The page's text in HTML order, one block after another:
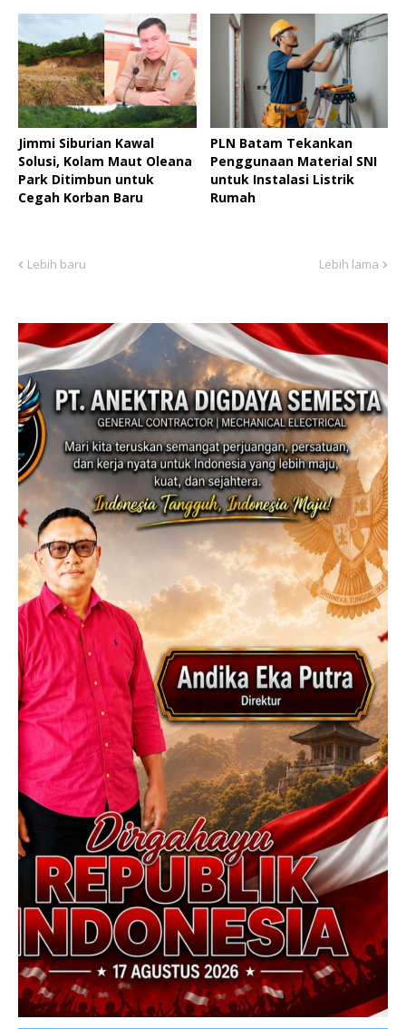
Jimmi Siburian Kawal
Solusi, Kolam Maut Oleana
Park Ditimbun untuk
Cegah Korban Baru
PLN Batam Tekankan
Penggunaan Material SNI
untuk Instalasi Listrik
Rumah
Lebih baru Lebih lama